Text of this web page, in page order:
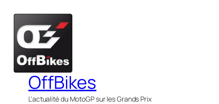
contenu
OffBikes
L'actualité du MotoGP sur les Grands Prix